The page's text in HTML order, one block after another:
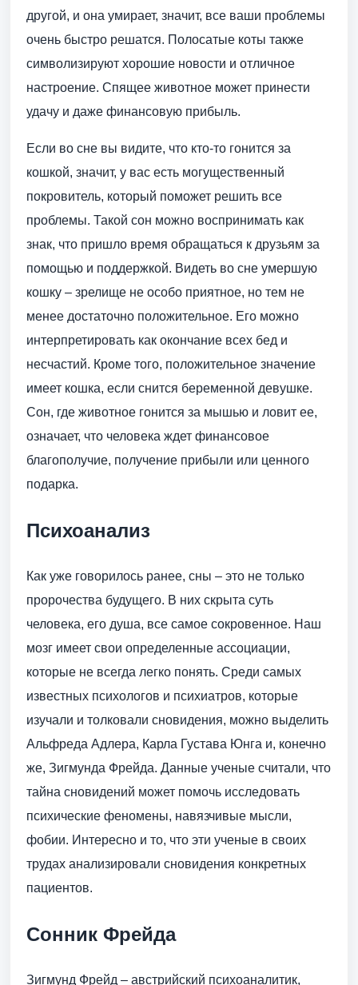
другой, и она умирает, значит, все ваши проблемы
очень быстро решатся. Полосатые коты также
символизируют хорошие новости и отличное
настроение. Спящее животное может принести
удачу и даже финансовую прибыль.
Если во сне вы видите, что кто-то гонится за
кошкой, значит, у вас есть могущественный
покровитель, который поможет решить все
проблемы. Такой сон можно воспринимать как
знак, что пришло время обращаться к друзьям за
помощью и поддержкой. Видеть во сне умершую
кошку – зрелище не особо приятное, но тем не
менее достаточно положительное. Его можно
интерпретировать как окончание всех бед и
несчастий. Кроме того, положительное значение
имеет кошка, если снится беременной девушке.
Сон, где животное гонится за мышью и ловит ее,
означает, что человека ждет финансовое
благополучие, получение прибыли или ценного
подарка.
Психоанализ
Как уже говорилось ранее, сны – это не только
пророчества будущего. В них скрыта суть
человека, его душа, все самое сокровенное. Наш
мозг имеет свои определенные ассоциации,
которые не всегда легко понять. Среди самых
известных психологов и психиатров, которые
изучали и толковали сновидения, можно выделить
Альфреда Адлера, Карла Густава Юнга и, конечно
же, Зигмунда Фрейда. Данные ученые считали, что
тайна сновидений может помочь исследовать
психические феномены, навязчивые мысли,
фобии. Интересно и то, что эти ученые в своих
трудах анализировали сновидения конкретных
пациентов.
Сонник Фрейда
Зигмунд Фрейд – австрийский психоаналитик,